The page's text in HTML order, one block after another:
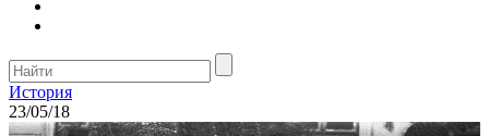
История
23/05/18